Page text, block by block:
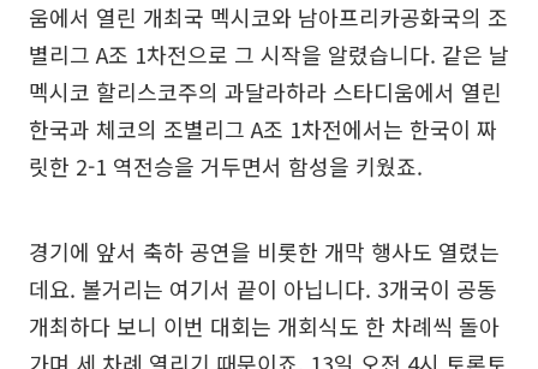
움에서 열린 개최국 멕시코와 남아프리카공화국의 조
별리그 A조 1차전으로 그 시작을 알렸습니다. 같은 날
멕시코 할리스코주의 과달라하라 스타디움에서 열린
한국과 체코의 조별리그 A조 1차전에서는 한국이 짜
릿한 2-1 역전승을 거두면서 함성을 키웠죠.
경기에 앞서 축하 공연을 비롯한 개막 행사도 열렸는
데요. 볼거리는 여기서 끝이 아닙니다. 3개국이 공동
개최하다 보니 이번 대회는 개회식도 한 차례씩 돌아